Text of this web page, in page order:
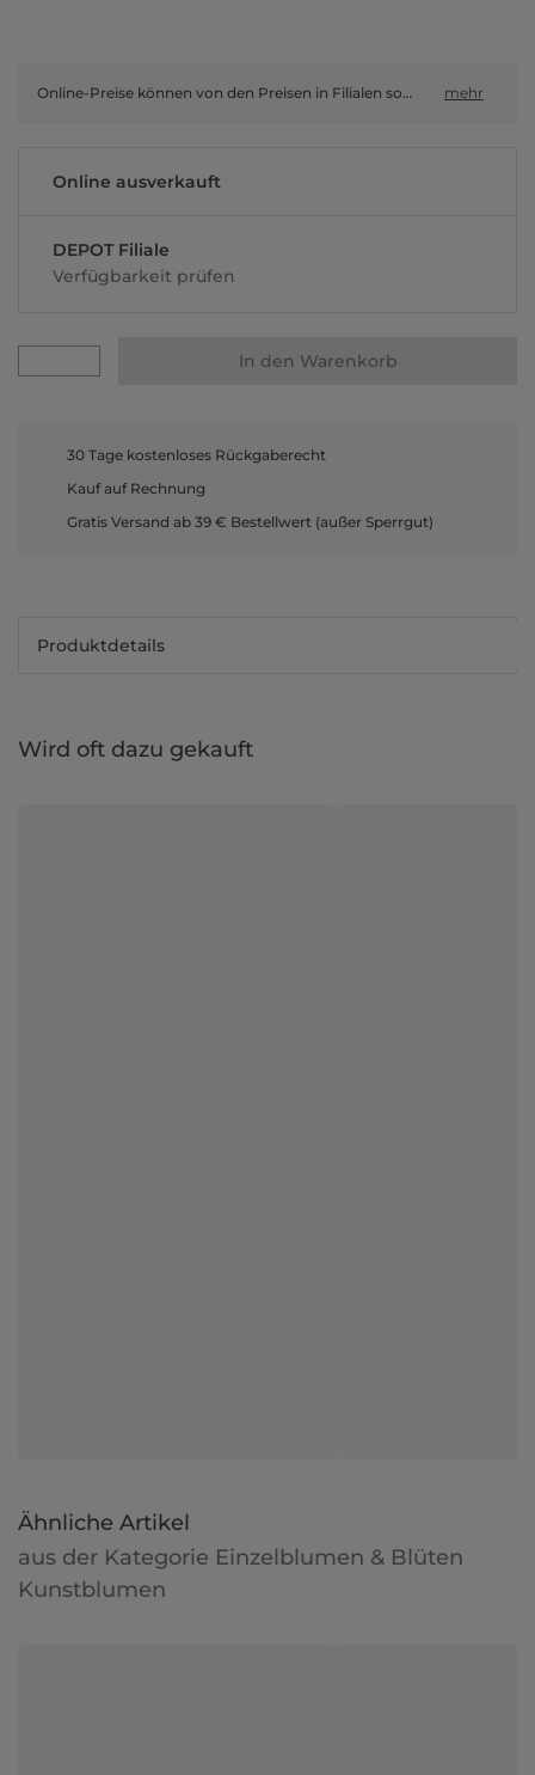
Online-Preise können von den Preisen in Filialen sowie Shop-in-Shop-Flächen abweichen. mehr
Online ausverkauft
DEPOT Filiale
Verfügbarkeit prüfen
In den Warenkorb
30 Tage kostenloses Rückgaberecht
Kauf auf Rechnung
Gratis Versand ab 39 € Bestellwert (außer Sperrgut)
Produktdetails
Wird oft dazu gekauft
Ähnliche Artikel
aus der Kategorie Einzelblumen & Blüten
Kunstblumen